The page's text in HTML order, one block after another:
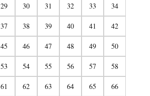
29 30 31 32 33 34
37 38 39 40 41 42
45 46 47 48 49 50
53 54 55 56 57 58
61 62 63 64 65 66